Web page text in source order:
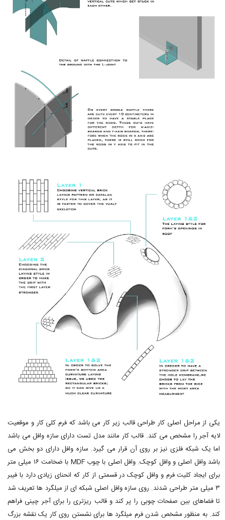
یکی از مراحل اصلی کار طراحی قالب زیر کار می باشد که فرم کلی کار و موقعیت
لایه آجر را مشخص می کند. قالب کار مانند مدل تست دارای سازه وافل می باشد
اما یک شبکه فلزی نیز بر روی آن قرار می گیرد. سازه وافل دارای دو بخش می
باشد وافل اصلی و وافل کوچک. وافل اصلی با چوب MDF با ضخامت ۱۶ میلی متر
برای ایجاد کلیت فرم و وافل کوچک در قسمتی از کار که انحنای زیادی دارد با فیبر
۳ میلی متر طراحی شدند. روی سازه وافل اصلی شبکه ای از میلگرد ها تعریف شد
تا فضاهای بین صفحات چوبی را پر کند و قالب ریزتری را برای آجر چینی فراهم
کند. به منظور مشخص شدن فرم میلگرد ها برای نشستن روی کار یک نقشه بزرگ